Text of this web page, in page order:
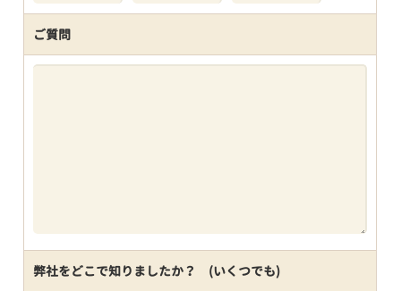
ご質問
弊社をどこで知りましたか？ (いくつでも)